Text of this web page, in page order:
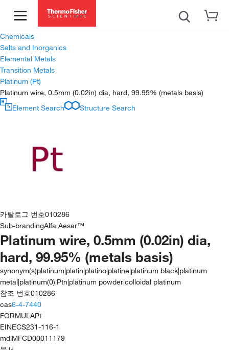
Chemicals
Salts and Inorganics
Elemental Metals
Transition Metals
Platinum (Pt)
Platinum wire, 0.5mm (0.02in) dia, hard, 99.95% (metals basis)
Element Search
Structure Search
카탈로그 번호010286
Sub-brandingAlfa Aesar™
Platinum wire, 0.5mm (0.02in) dia,
hard, 99.95% (metals basis)
synonym(s)platinum|platin|platino|platine|platinum black|platinum
metal|platinum(0)|Ptn|platinum powder|colloidal platinum
참조 번호010286
cas6-4-7440
FORMULAPt
EINECS231-116-1
mdlMFCD00011179